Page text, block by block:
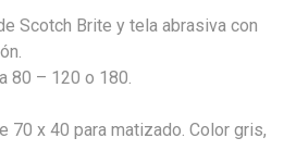
Scotch Brite y tela abrasiva con
80 – 120 o 180.
70 x 40 para matizado. Color gris,